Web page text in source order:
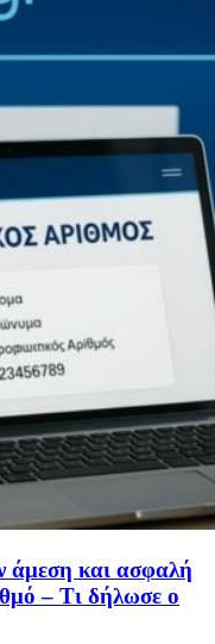
άμεση και ασφαλή
– Τι δήλωσε ο